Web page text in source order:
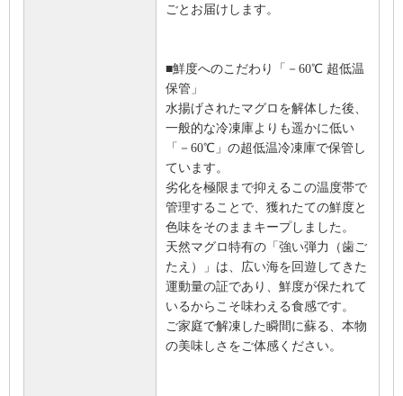
ごとお届けします。
■鮮度へのこだわり「－60℃ 超低温
保管」
水揚げされたマグロを解体した後、
一般的な冷凍庫よりも遥かに低い
「－60℃」の超低温冷凍庫で保管し
ています。
劣化を極限まで抑えるこの温度帯で
管理することで、獲れたての鮮度と
色味をそのままキープしました。
天然マグロ特有の「強い弾力（歯ご
たえ）」は、広い海を回遊してきた
運動量の証であり、鮮度が保たれて
いるからこそ味わえる食感です。
ご家庭で解凍した瞬間に蘇る、本物
の美味しさをご体感ください。